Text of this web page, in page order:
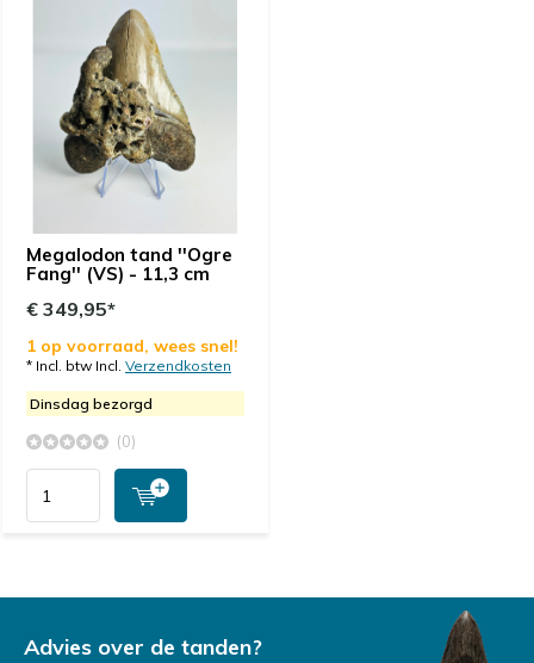
Megalodon tand ''Ogre
Fang'' (VS) - 11,3 cm
€ 349,95*
1 op voorraad, wees snel!
* Incl. btw Incl. Verzendkosten
Dinsdag bezorgd
(0)
Advies over de tanden?